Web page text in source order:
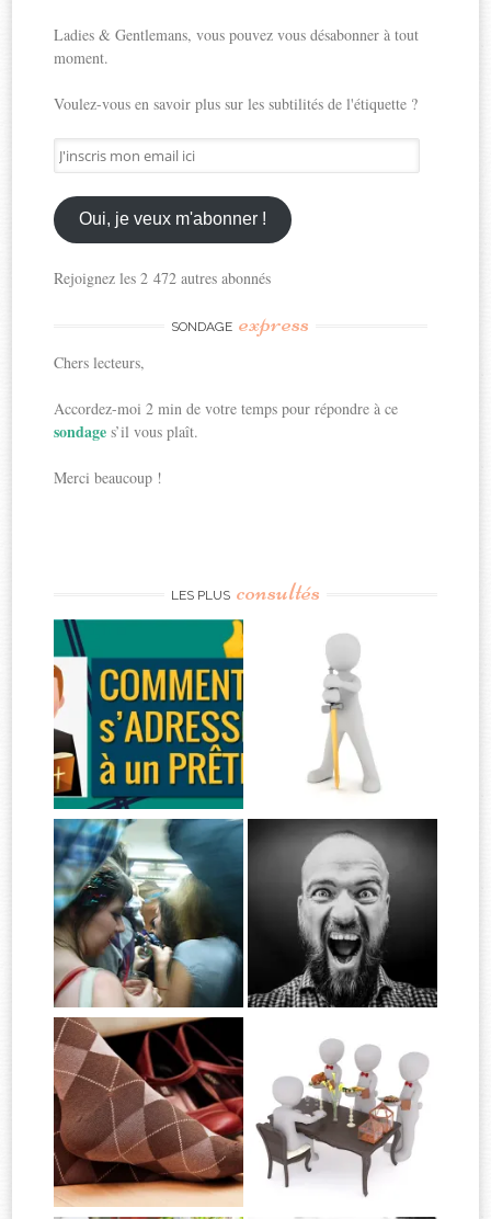
Ladies & Gentlemans, vous pouvez vous désabonner à tout
moment.
Voulez-vous en savoir plus sur les subtilités de l'étiquette ?
J'inscris
mon
email
ici
Oui, je veux m'abonner !
Rejoignez les 2 472 autres abonnés
SONDAGE express
Chers lecteurs,
Accordez-moi 2 min de votre temps pour répondre à ce
sondages’il vous plaît.
Merci beaucoup !
LES PLUS consultés